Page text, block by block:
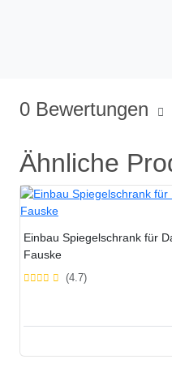
0 Bewertungen
Ähnliche
Einbau Spiegelschrank für
Fauske
(4.7)